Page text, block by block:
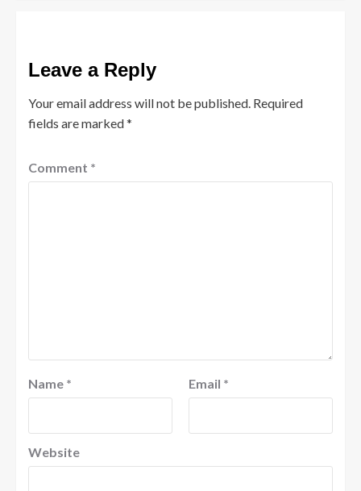
Leave a Reply
Your email address will not be published. Required
fields are marked*
Comment *
Name * Email *
Website